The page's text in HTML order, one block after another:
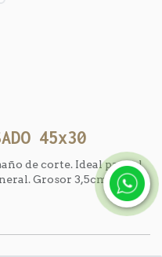
45x30
de corte. Ideal para el
Grosor 3,5cm